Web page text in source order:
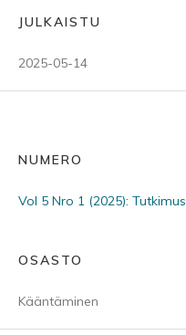
JULKAISTU
2025-05-14
NUMERO
Vol 5 Nro 1 (2025):
OSASTO
Kääntäminen